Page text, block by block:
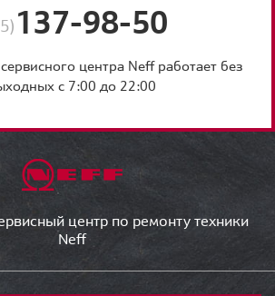
137-98-50
центра Neff работает без
с 7:00 до 22:00
центр по ремонту техники
Neff